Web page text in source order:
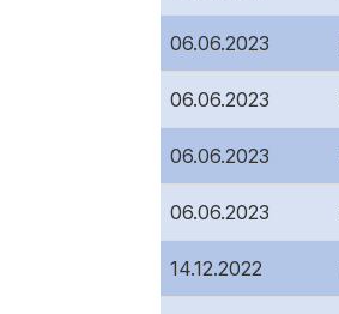
06.06.2023
06.06.2023
06.06.2023
06.06.2023
14.12.2022